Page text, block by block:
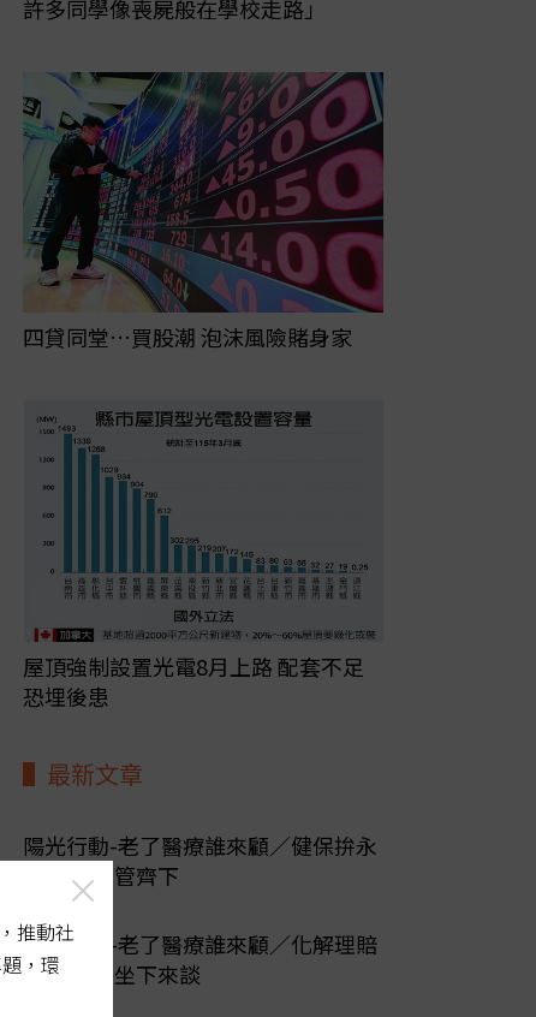
許多同學像喪屍般在學校走路」
四貸同堂…買股潮 泡沫風險賭身家
屋頂強制設置光電8月上路 配套不足
恐埋後患
最新文章
陽光行動-老了醫療誰來顧／健保拚永
續 必須多管齊下
陽光行動-老了醫療誰來顧／化解理賠
爭議 醫保坐下來談
推動社
，環